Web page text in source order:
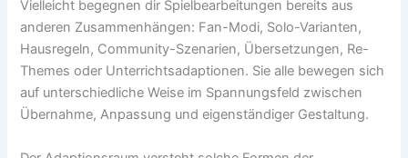
Vielleicht begegnen dir Spielbearbeitungen bereits aus
anderen Zusammenhängen: Fan-Modi, Solo-Varianten,
Hausregeln, Community-Szenarien, Übersetzungen, Re-
Themes oder Unterrichtsadaptionen. Sie alle bewegen sich
auf unterschiedliche Weise im Spannungsfeld zwischen
Übernahme, Anpassung und eigenständiger Gestaltung.